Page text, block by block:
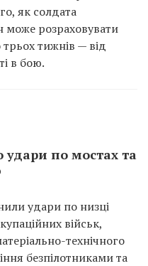
як солдата
може розраховувати
тижнів — від
в бою.
по мостах та
удари по низці
військ,
технічного
безпілотниками та